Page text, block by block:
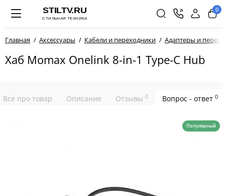
0
Главная Аксессуары Кабели и переходники Адаптеры и
Хаб Momax Onelink 8-in-1 Type-C Hub
Все про товар Описание Отзывы 0 Вопрос - ответ 0
Популярный